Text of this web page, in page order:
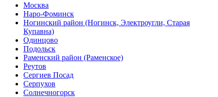
Москва
Наро-Фоминск
Ногинский район (Ногинск, Электроугли, Старая
Купавна)
Одинцово
Подольск
Раменский район (Раменское)
Реутов
Сергиев Посад
Серпухов
Солнечногорск